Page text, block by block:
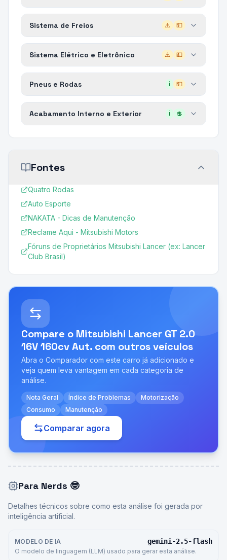
Sistema de Freios ⚠️ 💵
Sistema Elétrico e Eletrônico ⚠️ 💵
Pneus e Rodas ℹ️ 💵
Acabamento Interno e Exterior ℹ️ 💲
Fontes
Quatro Rodas
Auto Esporte
NAKATA - Dicas de Manutenção
Reclame Aqui - Mitsubishi Motors
Fóruns de Proprietários Mitsubishi Lancer (ex: Lancer
Club Brasil)
Compare o Mitsubishi Lancer GT 2.0
16V 160cv Aut. com outros veículos
Abra o Comparador com este carro já adicionado e
veja quem leva vantagem em cada categoria de
análise.
Nota Geral Índice de Problemas
Motorização
Consumo
Manutenção
Comparar agora
Para Nerds 🤓
Detalhes técnicos sobre como esta análise foi gerada por
inteligência artificial.
MODELO DE IA gemini-2.5-flash
O modelo de linguagem (LLM) usado para gerar esta análise.